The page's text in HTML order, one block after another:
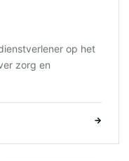
op het
zorg en
→